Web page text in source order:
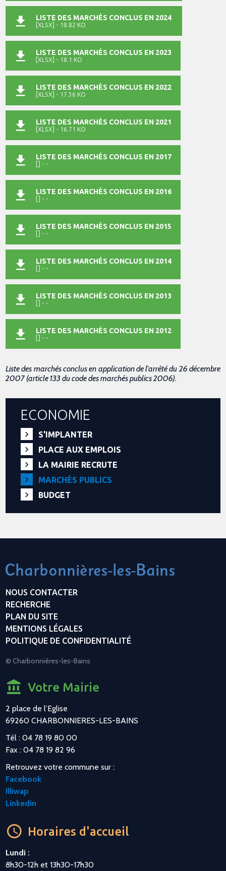
LISTE DES MARCHÉS CONCLUS EN 2024
[XLSX] - 18.82 KO
LISTE DES MARCHÉS CONCLUS EN 2023
[XLSX] - 18.1 KO
LISTE DES MARCHÉS CONCLUS EN 2022
[XLSX] - 17.36 KO
LISTE DES MARCHÉS CONCLUS EN 2021
[XLSX] - 16.71 KO
LISTE DES MARCHÉS CONCLUS EN 2017
[] - -
LISTE DES MARCHÉS CONCLUS EN 2016
[] - -
LISTE DES MARCHÉS CONCLUS EN 2015
[] - -
LISTE DES MARCHÉS CONCLUS EN 2014
[] - -
LISTE DES MARCHÉS CONCLUS EN 2013
[] - -
LISTE DES MARCHÉS CONCLUS EN 2012
[] - -
Liste des marchés conclus en application de l'arrêté du 26 décembre
2007 (article 133 du code des marchés publics 2006).
ECONOMIE
S'IMPLANTER
PLACE AUX EMPLOIS
LA MAIRIE RECRUTE
MARCHÉS PUBLICS
BUDGET
NOUS CONTACTER
RECHERCHE
PLAN DU SITE
MENTIONS LÉGALES
POLITIQUE DE CONFIDENTIALITÉ
© Charbonnières-les-Bains
Votre Mairie
2 place de l’Eglise
69260 CHARBONNIERES-LES-BAINS
Tél : 04 78 19 80 00
Fax : 04 78 19 82 96
Retrouvez votre commune sur :
Facebook
Illiwap
Linkedin
Horaires d'accueil
Lundi :
8h30-12h et 13h30-17h30